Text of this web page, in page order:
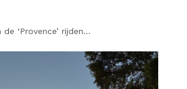
‘Provence’ rijden…